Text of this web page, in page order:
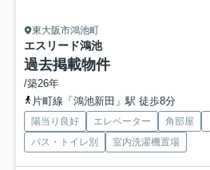
東大阪市鴻池町
エスリード鴻池
過去掲載物件
/築26年
片町線「鴻池新田」駅 徒歩8分
陽当り良好 エレベーター 角部屋
バス・トイレ別
室内洗濯機置場